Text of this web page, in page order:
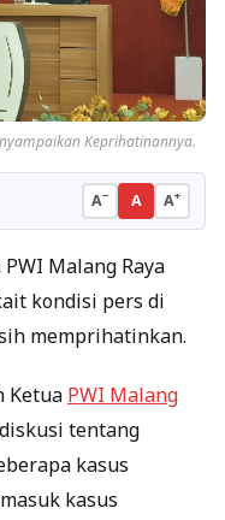
Keprihatinannya.
A− A A+
PWI Malang Raya
kondisi pers di
memprihatinkan.
Ketua PWI Malang
tentang
kasus
kasus